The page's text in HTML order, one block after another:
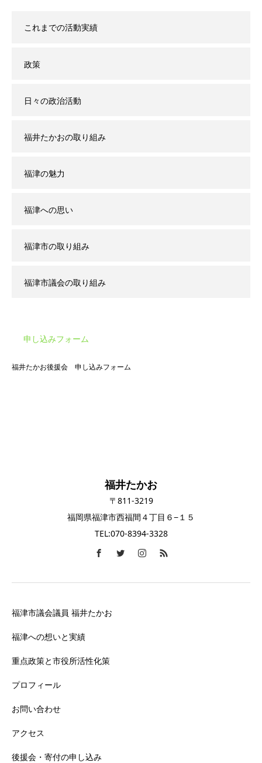
これまでの活動実績
政策
日々の政治活動
福井たかおの取り組み
福津の魅力
福津への思い
福津市の取り組み
福津市議会の取り組み
申し込みフォーム
福井たかお後援会 申し込みフォーム
福井たかお
〒811-3219
福岡県福津市西福間４丁目６−１５
TEL:070-8394-3328
福津市議会議員 福井たかお
福津への想いと実績
重点政策と市役所活性化策
プロフィール
お問い合わせ
アクセス
後援会・寄付の申し込み